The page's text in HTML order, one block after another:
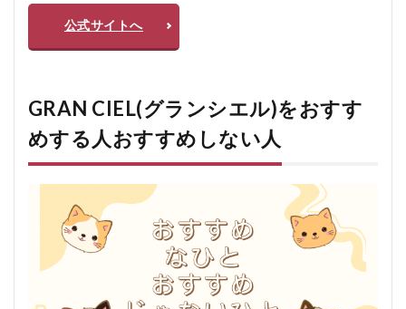
公式サイトへ
GRAN CIEL(グランシエル)をおすす
めする人おすすめしない人